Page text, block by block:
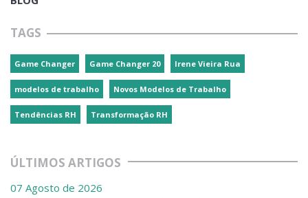
TAGS
Game Changer Game Changer 20 Irene Vieira Rua
modelos de trabalho Novos Modelos de Trabalho
Tendências RH Transformação RH
ÚLTIMOS ARTIGOS
07 Agosto de 2026